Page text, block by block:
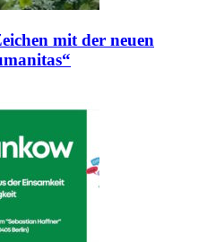
mit der neuen